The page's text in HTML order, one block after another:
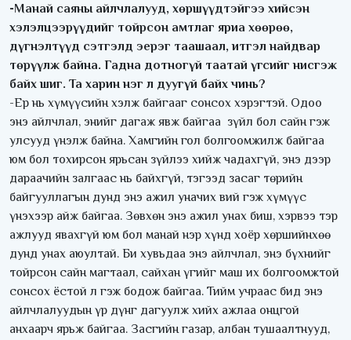
-Манай саяны айлчлалууд, хөршүүдтэйгээ хийсэн
хэлэлцээрүүдийг тойрсон амтлаг яриа хөөрөө,
дүгнэлтүүд сэтгэлд эерэг таашаал, итгэл найдвар
төрүүлж байна. Гадна дотногүй таатай үгсийг нисгэж
байх шиг. Та харин нэг л дуугүй байх чинь?
-Ер нь хүмүүсийн хэлж байгааг сонсох хэрэгтэй. Одоо
энэ айлчлал, энийг дагаж явж байгаа зүйл бол сайн гэж
улсууд үнэлж байна. Хамгийн гол болгоомжилж байгаа
юм бол тохирсон ярьсан зүйлээ хийж чадахгүй, энэ дээр
дараачийн залгаас нь байхгүй, тэгээд засаг төрийн
байгууллагын дунд энэ ажил уначих вий гэж хүмүүс
үнэхээр айж байгаа. Зөвхөн энэ ажил унах биш, хэрвээ тэр
ажлууд явахгүй юм бол манай нэр хүнд хоёр хөршийнхөө
дунд унах аюултай. Би хувьдаа энэ айлчлал, энэ бүхнийг
тойрсон сайн магтаал, сайхан үгийг маш их болгоомжтой
сонсох ёстой л гэж бодож байгаа. Тийм учраас бид энэ
айлчлалуудын үр дүнг дагуулж хийх ажлаа онцгой
анхаарч ярьж байгаа. Засгийн газар, албан тушаалтнууд,